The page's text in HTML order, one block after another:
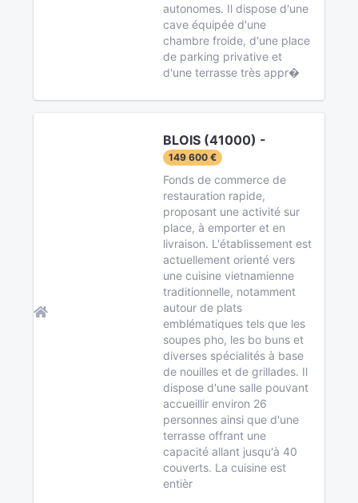
autonomes. Il dispose d'une
cave équipée d'une
chambre froide, d'une place
de parking privative et
d'une terrasse très appr�
BLOIS (41000) -
149 600 €
Fonds de commerce de
restauration rapide,
proposant une activité sur
place, à emporter et en
livraison. L'établissement est
actuellement orienté vers
une cuisine vietnamienne
traditionnelle, notamment
autour de plats
emblématiques tels que les
soupes pho, les bo buns et
diverses spécialités à base
de nouilles et de grillades. Il
dispose d'une salle pouvant
accueillir environ 26
personnes ainsi que d'une
terrasse offrant une
capacité allant jusqu'à 40
couverts. La cuisine est
entièr